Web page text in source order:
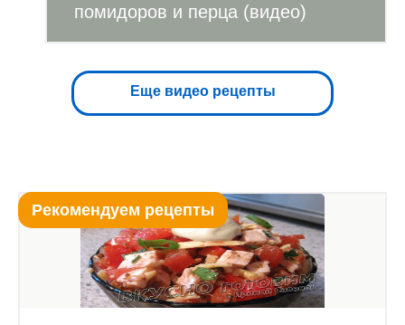
помидоров и перца (видео)
Еще видео рецепты
Рекомендуем рецепты